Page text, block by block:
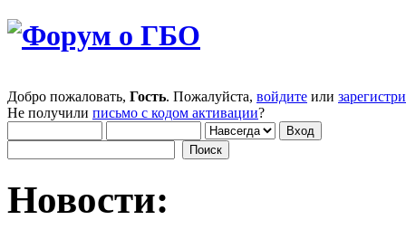
Добро пожаловать, Гость. Пожалуйста, войдите или
Не получили письмо с кодом активации?
Новости: